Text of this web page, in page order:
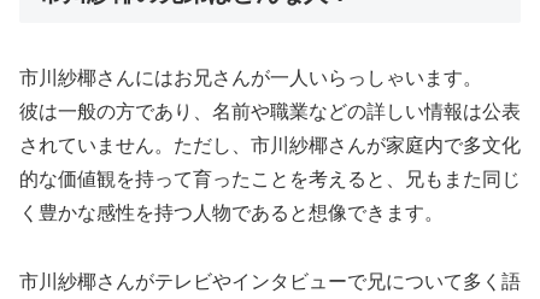
市川紗椰さんにはお兄さんが一人いらっしゃいます。
彼は一般の方であり、名前や職業などの詳しい情報は公表
されていません。ただし、市川紗椰さんが家庭内で多文化
的な価値観を持って育ったことを考えると、兄もまた同じ
く豊かな感性を持つ人物であると想像できます。
市川紗椰さんがテレビやインタビューで兄について多く語